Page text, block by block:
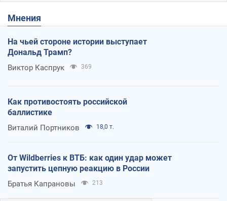
Мнения
На чьей стороне истории выступает
Дональд Трамп?
Виктор Каспрук 369
Как противостоять российской
баллистике
Виталий Портников 18,0 т.
От Wildberries к ВТБ: как один удар может
запустить цепную реакцию в России
Братья Капрановы 213